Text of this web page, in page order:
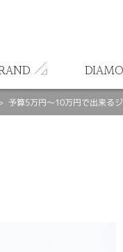
予算5万円～10万円で出来る